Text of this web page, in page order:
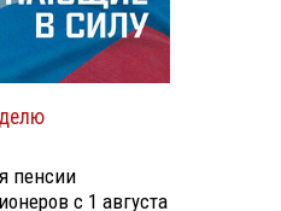
пенсии
с 1 августа